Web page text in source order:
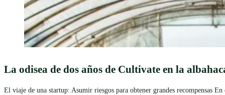
La odisea de dos años de Cultivate en la
El viaje de una startup: Asumir riesgos para obtener grandes recompensas